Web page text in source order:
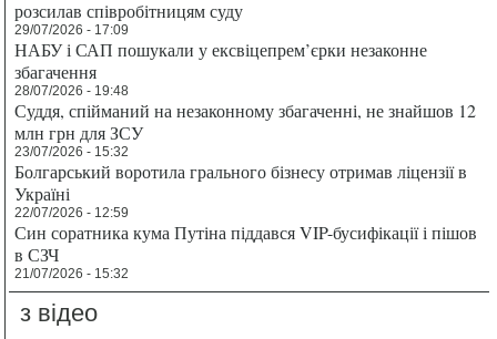
розсилав співробітницям суду
29/07/2026 - 17:09
НАБУ і САП пошукали у ексвіцепрем’єрки незаконне
збагачення
28/07/2026 - 19:48
Суддя, спійманий на незаконному збагаченні, не знайшов 12
млн грн для ЗСУ
23/07/2026 - 15:32
Болгарський воротила грального бізнесу отримав ліцензії в
Україні
22/07/2026 - 12:59
Син соратника кума Путіна піддався VIP-бусифікації і пішов
в СЗЧ
21/07/2026 - 15:32
з відео